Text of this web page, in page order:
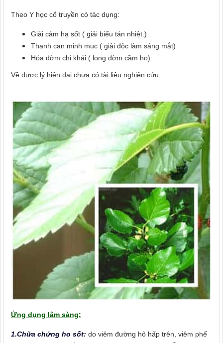
Theo Y học cổ truyền có tác dụng:
Giải cảm hạ sốt ( giải biểu tán nhiệt.)
Thanh can minh mục ( giải độc làm sáng mắt)
Hóa đờm chỉ khái ( long đờm cầm ho).
Về dược lý hiện đại chưa có tài liệu nghiên cứu.
Ứng dụng lâm sàng:
1.Chữa chứng ho sốt: do viêm đường hô hấp trên, viêm phế